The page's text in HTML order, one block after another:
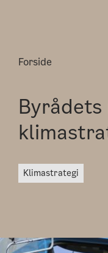
Forside
Byrådets
klimastrategi